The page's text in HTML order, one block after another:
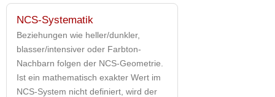
NCS-Systematik
Beziehungen wie heller/dunkler,
blasser/intensiver oder Farbton-
Nachbarn folgen der NCS-Geometrie.
Ist ein mathematisch exakter Wert im
NCS-System nicht definiert, wird der